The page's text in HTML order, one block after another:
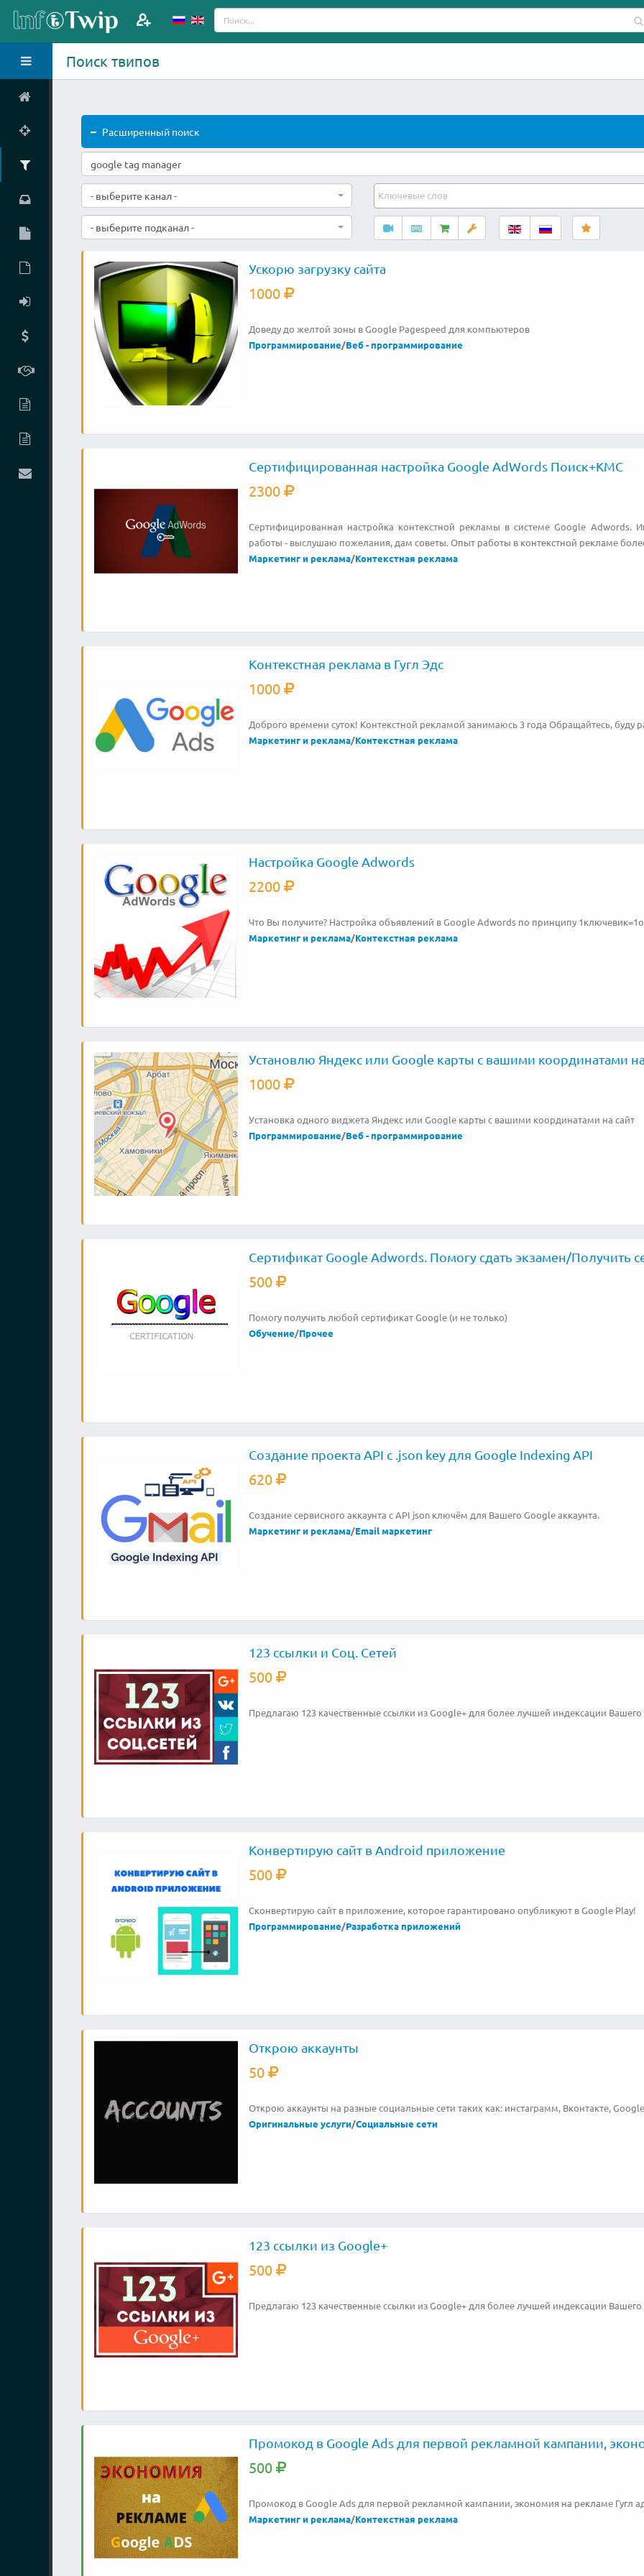
Поиск твипов
Расширенный поиск
- выберите канал -
- выберите подканал -
Ускорю загрузку сайта
1000
Доведу до желтой зоны в Google Pagespeed для компьютеров
Программирование/Веб - программирование
Сертифицированная настройка Google AdWords Поиск+КМС
2300
Сертифицированная настройка контекстной рекламы в системе Google
работы - выслушаю пожелания, дам советы. Опыт работы в контекстной рекламе
Маркетинг и реклама/Контекстная реклама
Контекстная реклама в Гугл Эдс
1000
Доброго времени суток! Контекстной рекламой занимаюсь 3 года Обращайтесь, буду
Маркетинг и реклама/Контекстная реклама
Настройка Google Adwords
2200
Что Вы получите? Настройка объявлений в Google Adwords по принципу
Маркетинг и реклама/Контекстная реклама
Установлю Яндекс или Google карты с вашими координатами
1000
Установка одного виджета Яндекс или Google карты с вашими координатами на сайт
Программирование/Веб - программирование
Сертификат Google Adwords. Помогу сдать экзамен/Получить
500
Помогу получить любой сертификат Google (и не только)
Обучение/Прочее
Создание проекта API с .json key для Google Indexing API
620
Создание сервисного аккаунта с API json ключём для Вашего Google аккаунта.
Маркетинг и реклама/Email маркетинг
123 ссылки и Соц. Сетей
500
Предлагаю 123 качественные ссылки из Google+ для более лучшей индексации Вашего
Конвертирую сайт в Android приложение
500
Сконвертирую сайт в приложение, которое гарантировано опубликуют в Google Play!
Программирование/Разработка приложений
Открою аккаунты
50
Открою аккаунты на разные социальные сети таких как: инстаграмм, Вконтакте,
Оригинальные услуги/Социальные сети
123 ссылки из Google+
500
Предлагаю 123 качественные ссылки из Google+ для более лучшей индексации Вашего
Промокод в Google Ads для первой рекламной кампании,
500
Промокод в Google Ads для первой рекламной кампании, экономия на рекламе Гугл
Маркетинг и реклама/Контекстная реклама